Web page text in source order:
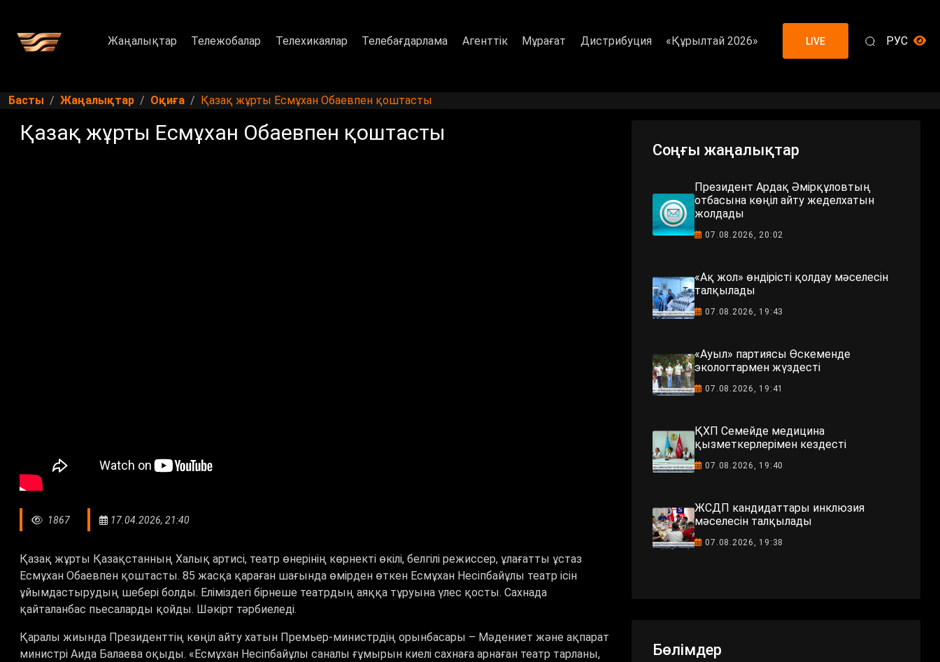
Жаңалықтар Тележобалар Телехикаялар Телебағдарлама Агенттік Мұрағат Дистрибуция «Құрылтай 2026» LIVE РУС
Басты Жаңалықтар Оқиға Қазақ жұрты Есмұхан Обаевпен қоштасты
Қазақ жұрты Есмұхан Обаевпен қоштасты
1867 17.04.2026, 21:40
Қазақ жұрты Қазақстанның Халық артисі, театр өнерінің көрнекті өкілі, белгілі режиссер, ұлағатты ұстаз
Есмұхан Обаевпен қоштасты. 85 жасқа қараған шағында өмірден өткен Есмұхан Несіпбайұлы театр ісін
ұйымдастырудың шебері болды. Еліміздегі бірнеше театрдың аяққа тұруына үлес қосты. Сахнада
қайталанбас пьесаларды қойды. Шәкірт тәрбиеледі.
Қаралы жиында Президенттің көңіл айту хатын Премьер-министрдің орынбасары – Мәдениет және ақпарат
министрі Аида Балаева оқыды. «Есмұхан Несіпбайұлы саналы ғұмырын киелі сахнаға арнаған театр тарланы,
Соңғы жаңалықтар
Президент Ардақ Әмірқұловтың
отбасына көңіл айту жеделхатын
жолдады
07.08.2026, 20:02
«Ақ жол» өндірісті қолдау мәселесін
талқылады
07.08.2026, 19:43
«Ауыл» партиясы Өскеменде
экологтармен жүздесті
07.08.2026, 19:41
ҚХП Семейде медицина
қызметкерлерімен кездесті
07.08.2026, 19:40
ЖСДП кандидаттары инклюзия
мәселесін талқылады
07.08.2026, 19:38
Бөлімдер